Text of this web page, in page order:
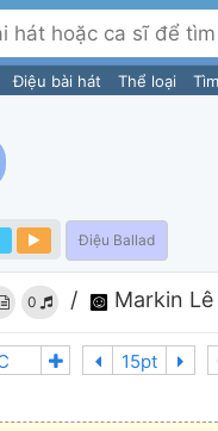
Điệu bài hát Thể loại
Điệu Ballad
0 / Markin Lê